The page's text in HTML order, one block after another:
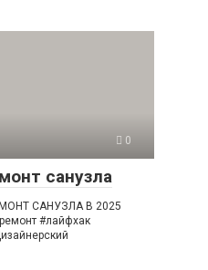
0
санузла
САНУЗЛА В 2025
#лайфхак